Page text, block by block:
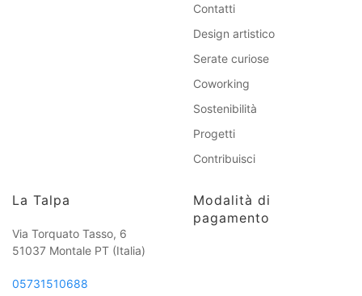
Contatti
Design artistico
Serate curiose
Coworking
Sostenibilità
Progetti
Contribuisci
La Talpa
Via Torquato Tasso, 6
51037 Montale PT (Italia)
05731510688
Modalità di
pagamento